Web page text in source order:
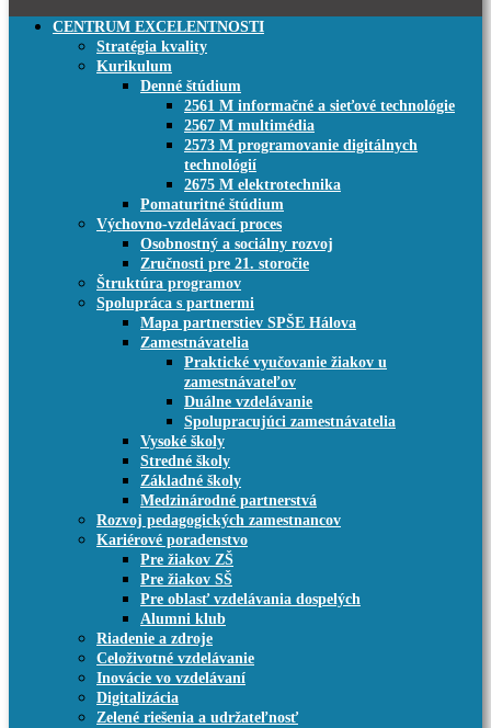
CENTRUM EXCELENTNOSTI
Stratégia kvality
Kurikulum
Denné štúdium
2561 M informačné a sieťové technológie
2567 M multimédia
2573 M programovanie digitálnych
technológií
2675 M elektrotechnika
Pomaturitné štúdium
Výchovno-vzdelávací proces
Osobnostný a sociálny rozvoj
Zručnosti pre 21. storočie
Štruktúra programov
Spolupráca s partnermi
Mapa partnerstiev SPŠE Hálova
Zamestnávatelia
Praktické vyučovanie žiakov u
zamestnávateľov
Duálne vzdelávanie
Spolupracujúci zamestnávatelia
Vysoké školy
Stredné školy
Základné školy
Medzinárodné partnerstvá
Rozvoj pedagogických zamestnancov
Kariérové poradenstvo
Pre žiakov ZŠ
Pre žiakov SŠ
Pre oblasť vzdelávania dospelých
Alumni klub
Riadenie a zdroje
Celoživotné vzdelávanie
Inovácie vo vzdelávaní
Digitalizácia
Zelené riešenia a udržateľnosť